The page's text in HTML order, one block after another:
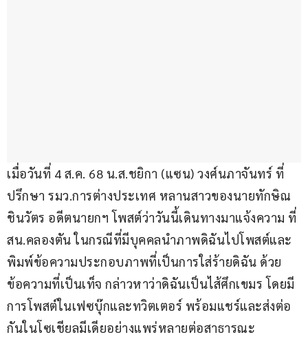
เมื่อวันที่ 4 ส.ค. 68 น.ส.ชยิกา (แซน) วงศ์นภาจันทร์ ที่
ปรึกษา รมว.การต่างประเทศ หลานสาวของนายทักษิณ
ชินวัตร อดีตนายกฯ โพสต์ว่าวันนี้เดินทางมาแจ้งความ ที่
สน.คลองตัน ในกรณีที่มีบุคคลนำภาพดิฉันไปโพสต์และ
พิมพ์ข้อความประกอบภาพที่เป็นการใส่ร้ายดิฉัน ด้วย
ข้อความที่เป็นเท็จ กล่าวหาว่าดิฉันเป็นไส้ศึกเขมร โดยมี
การโพสต์ในเฟซบุ๊กและทวิตเตอร์ พร้อมแชร์และส่งต่อ
กันในโซเชียลมีเดียอย่างแพร่หลายต่อสาธารณะ